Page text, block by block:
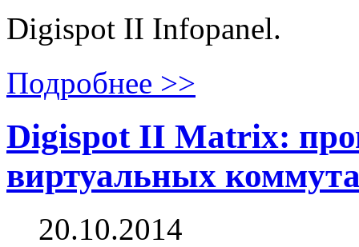
Digispot II Infopanel.
Подробнее >>
Digispot II Matrix:
виртуальных
20.10.2014